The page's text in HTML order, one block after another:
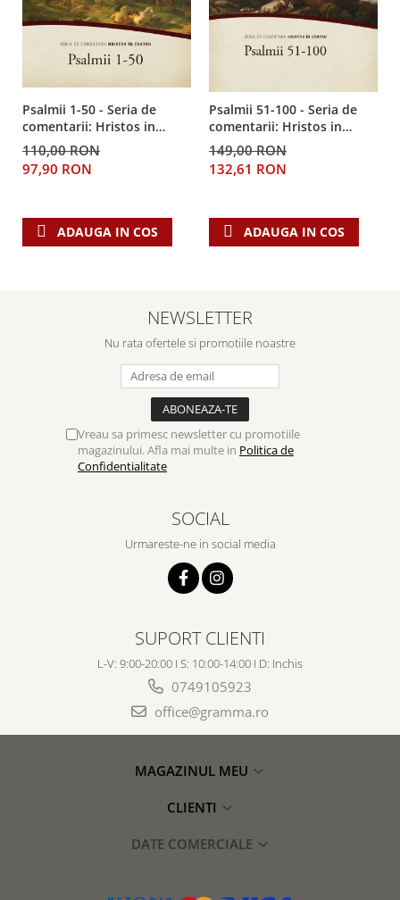
Psalmii 1-50 - Seria de
comentarii: Hristos in
centru
110,00 RON
97,90 RON
ADAUGA IN COS
Psalmii 51-100 - Seria de
comentarii: Hristos in
centru
149,00 RON
132,61 RON
ADAUGA IN COS
NEWSLETTER
Nu rata ofertele si promotiile noastre
Vreau sa primesc newsletter cu promotiile
magazinului. Afla mai multe in Politica de
Confidentialitate
SOCIAL
Urmareste-ne in social media
SUPORT CLIENTI
L-V: 9:00-20:00 I S: 10:00-14:00 I D: Inchis
0749105923
office@gramma.ro
MAGAZINUL MEU
CLIENTI
DATE COMERCIALE